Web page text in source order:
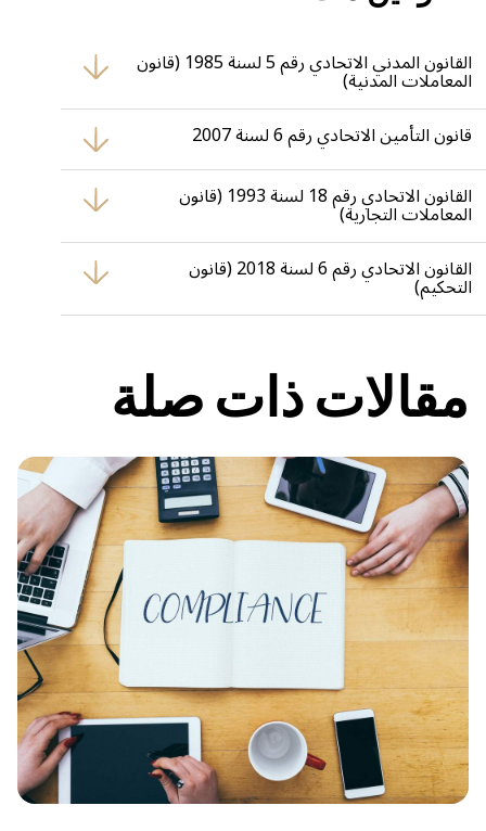
القانون المدني الاتحادي رقم 5 لسنة 1985 (قانون المعاملات المدنية)
ينظم المبادئ العامة للعقود بما في ذلك عقود التأمين، من حيث
الالتزامات، وحسن النية، وحقوق حامل البوليصة.
قانون التأمين الاتحادي رقم 6 لسنة 2007
يُحدد القواعد المنظمة لعمليات التأمين في الإمارات، ويُعزز حماية حقوق
العملاء وواجبات شركات التأمين. القانون الاتحادي رقم 18 لسنة 1993 (قانون المعاملات التجارية)
يتناول العقود التجارية، ويشمل الجوانب القانونية ذات العلاقة بعقود
التأمين والضمانات التجارية. القانون الاتحادي رقم 6 لسنة 2018 (قانون التحكيم)
ينظم التحكيم في الإمارات، ويُطبق على النزاعات التأمينية إذا تم الاتفاق
مقالات ذات صلة